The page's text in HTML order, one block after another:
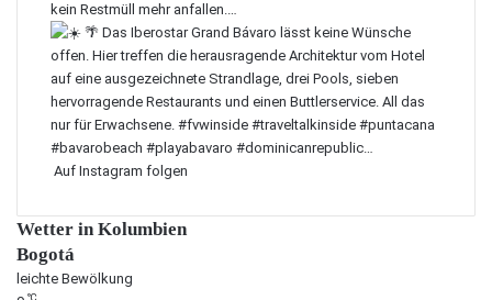
Auf Instagram folgen
Wetter in Kolumbien
Bogotá
leichte Bewölkung
℃